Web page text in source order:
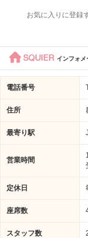
お気に入りに登録
SQUIER インフォメ
電話番号
住所
最寄り駅
営業時間
定休日
座席数
スタッフ数